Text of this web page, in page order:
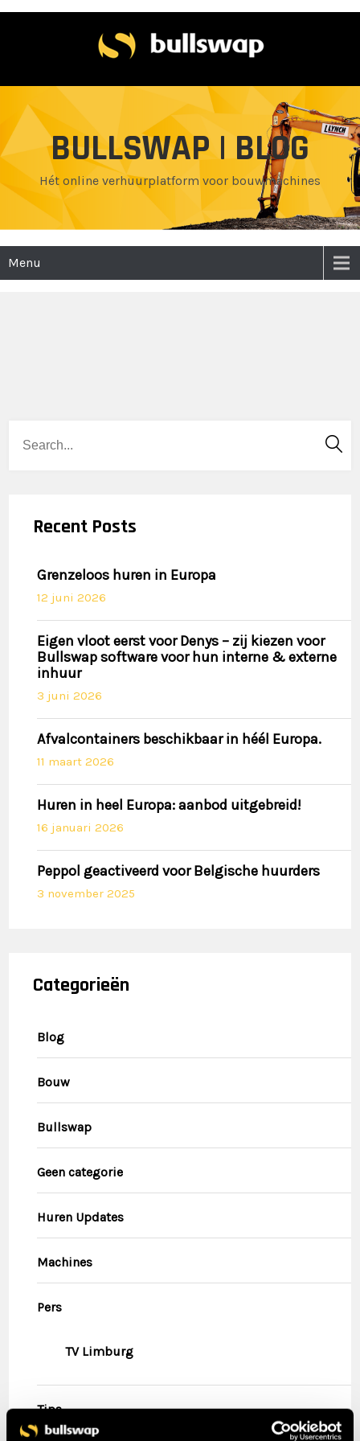
BULLSWAP | BLOG
Hét online verhuurplatform voor bouwmachines
Menu
Recent Posts
Grenzeloos huren in Europa
12 juni 2026
Eigen vloot eerst voor Denys – zij kiezen voor
Bullswap software voor hun interne & externe
inhuur
3 juni 2026
Afvalcontainers beschikbaar in héél Europa.
11 maart 2026
Huren in heel Europa: aanbod uitgebreid!
16 januari 2026
Peppol geactiveerd voor Belgische huurders
3 november 2025
Categorieën
Blog
Bouw
Bullswap
Geen categorie
Huren Updates
Machines
Pers
TV Limburg
Tips